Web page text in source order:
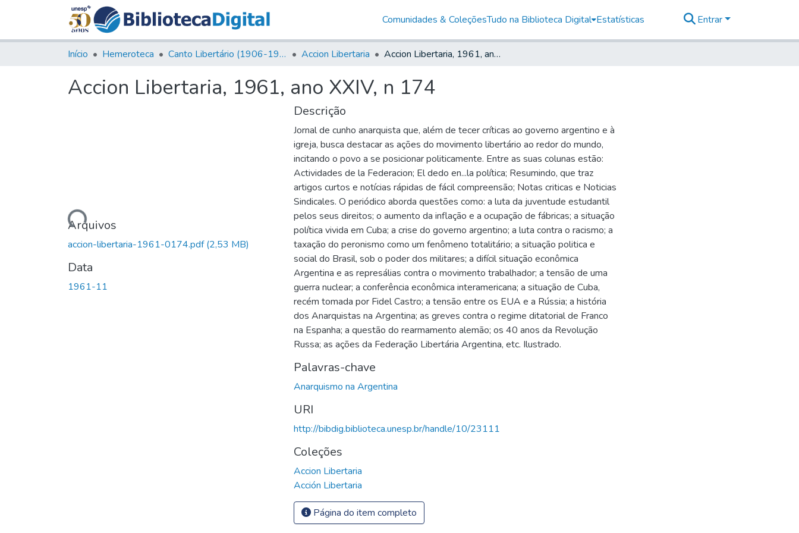
Comunidades & ColeçõesTudo na Biblioteca Digital Estatísticas Entrar
Início Hemeroteca Canto Libertário (1906-1995) Accion Libertaria Accion Libertaria, 1961, ano XXIV, n 174
Accion Libertaria, 1961, ano XXIV, n 174
Carregando...Arquivos
accion-libertaria-1961-0174.pdf(2,53 MB)
Data
1961-11
Descrição
Jornal de cunho anarquista que, além de tecer críticas ao governo argentino e à
igreja, busca destacar as ações do movimento libertário ao redor do mundo,
incitando o povo a se posicionar politicamente. Entre as suas colunas estão:
Actividades de la Federacion; El dedo en...la política; Resumindo, que traz
artigos curtos e notícias rápidas de fácil compreensão; Notas criticas e Noticias
Sindicales. O periódico aborda questões como: a luta da juventude estudantil
pelos seus direitos; o aumento da inflação e a ocupação de fábricas; a situação
política vivida em Cuba; a crise do governo argentino; a luta contra o racismo; a
taxação do peronismo como um fenômeno totalitário; a situação politica e
social do Brasil, sob o poder dos militares; a difícil situação econômica
Argentina e as represálias contra o movimento trabalhador; a tensão de uma
guerra nuclear; a conferência econômica interamericana; a situação de Cuba,
recém tomada por Fidel Castro; a tensão entre os EUA e a Rússia; a história
dos Anarquistas na Argentina; as greves contra o regime ditatorial de Franco
na Espanha; a questão do rearmamento alemão; os 40 anos da Revolução
Russa; as ações da Federação Libertária Argentina, etc. Ilustrado.
Palavras-chave
Anarquismo na Argentina
URI
http://bibdig.biblioteca.unesp.br/handle/10/23111
Coleções
Accion Libertaria
Acción Libertaria
Página do item completo